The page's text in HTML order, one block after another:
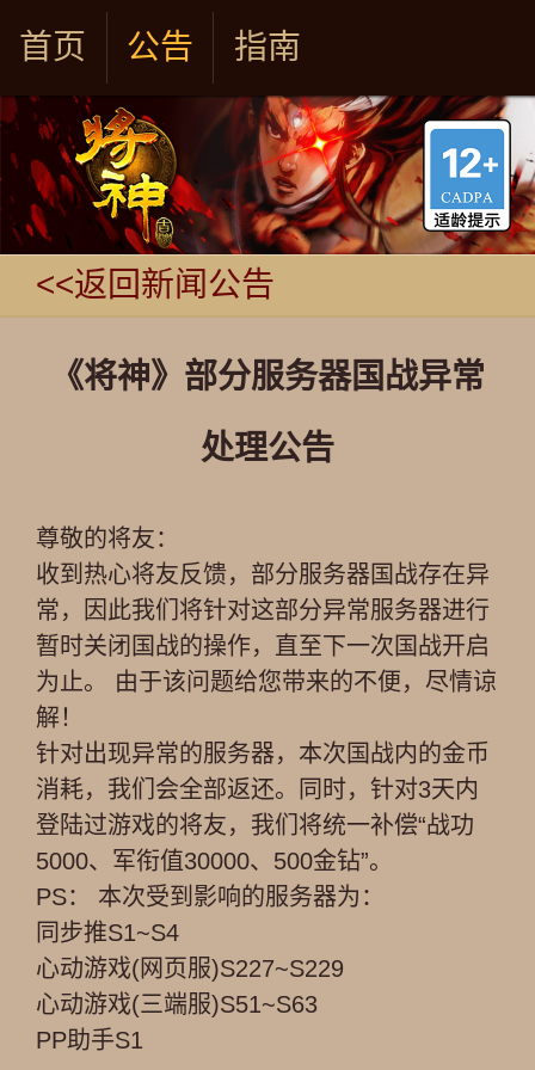
首页 公告 指南
<<返回新闻公告
《将神》部分服务器国战异常
处理公告
尊敬的将友：
收到热心将友反馈，部分服务器国战存在异
常，因此我们将针对这部分异常服务器进行
暂时关闭国战的操作，直至下一次国战开启
为止。 由于该问题给您带来的不便，尽情谅
解！
针对出现异常的服务器，本次国战内的金币
消耗，我们会全部返还。同时，针对3天内
登陆过游戏的将友，我们将统一补偿“战功
5000、军衔值30000、500金钻”。
PS： 本次受到影响的服务器为：
同步推S1~S4
心动游戏(网页服)S227~S229
心动游戏(三端服)S51~S63
PP助手S1